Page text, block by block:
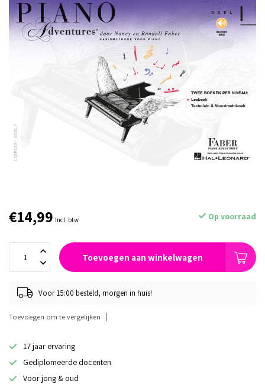
€14,99 Incl. btw Op voorraad
Toevoegen aan winkelwagen
Voor 15:00 besteld, morgen in huis!
Toevoegen om te vergelijken
17 jaar ervaring
Gediplomeerde docenten
Voor jong & oud